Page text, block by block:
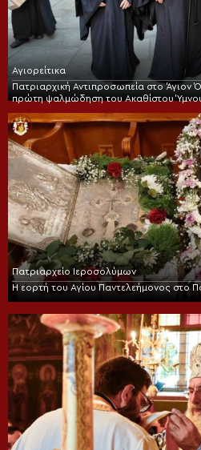
Αγιορείτικα
Πατριαρχική Αντιπροσωπεία στο Άγιον
πρώτη ψαλμώδηση του Ακαθίστου
Πατριαρχείο Ιεροσολύμων
Η εορτή του Αγίου Παντελεήμονος στο